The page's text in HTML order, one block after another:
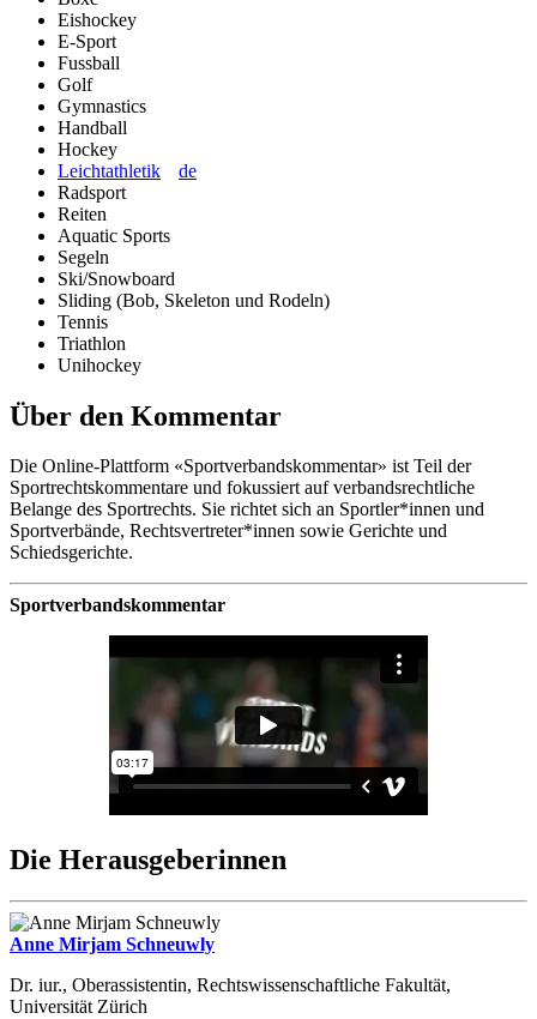
Eishockey
E-Sport
Fussball
Golf
Gymnastics
Handball
Hockey
Leichtathletik
de
Radsport
Reiten
Aquatic Sports
Segeln
Ski/Snowboard
Sliding (Bob, Skeleton und Rodeln)
Tennis
Triathlon
Unihockey
Über den Kommentar
Die Online-Plattform «Sportverbandskommentar» ist Teil der
Sportrechtskommentare und fokussiert auf verbandsrechtliche
Belange des Sportrechts. Sie richtet sich an Sportler*innen und
Sportverbände, Rechtsvertreter*innen sowie Gerichte und
Schiedsgerichte.
Sportverbandskommentar
Die Herausgeberinnen
Anne Mirjam Schneuwly
Dr. iur., Oberassistentin, Rechtswissenschaftliche Fakultät,
Universität Zürich